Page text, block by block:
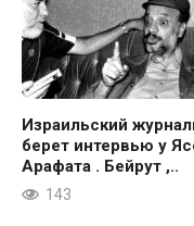
Израильский
берет интервью у
Арафата . Бейрут ,..
143